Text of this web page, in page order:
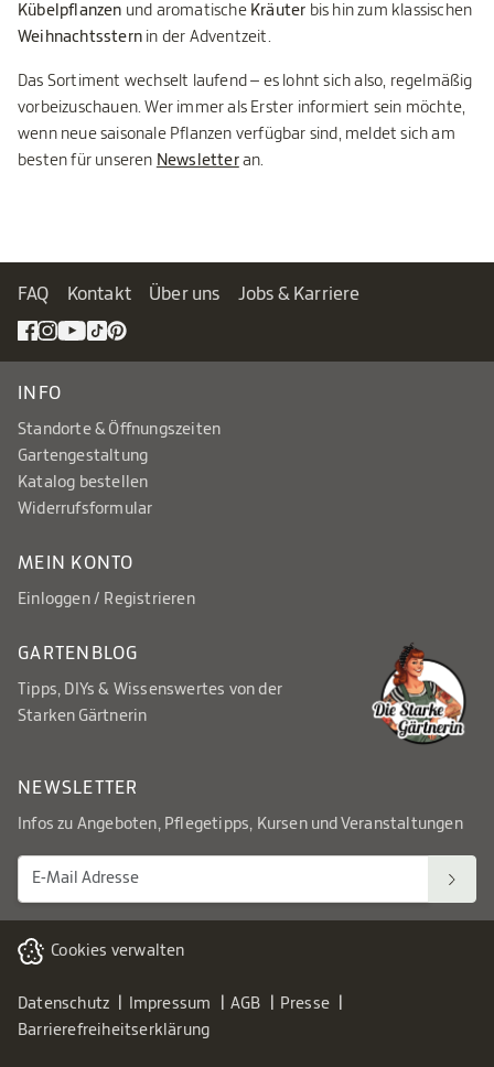
Kübelpflanzen und aromatische Kräuter bis hin zum klassischen
Weihnachtsstern in der Adventzeit.
Das Sortiment wechselt laufend – es lohnt sich also, regelmäßig
vorbeizuschauen. Wer immer als Erster informiert sein möchte,
wenn neue saisonale Pflanzen verfügbar sind, meldet sich am
besten für unseren Newsletteran.
FAQ Kontakt Über uns Jobs & Karriere
INFO
Standorte & Öffnungszeiten
Gartengestaltung
Katalog bestellen
Widerrufsformular
MEIN KONTO
Einloggen / Registrieren
GARTENBLOG
Tipps, DIYs & Wissenswertes von der
Starken Gärtnerin
NEWSLETTER
Infos zu Angeboten, Pflegetipps, Kursen und Veranstaltungen
Cookies verwalten
Datenschutz Impressum AGB
Presse
Barrierefreiheitserklärung